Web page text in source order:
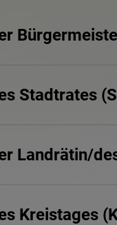
Stadtrates
Landrätin/
Kreistages